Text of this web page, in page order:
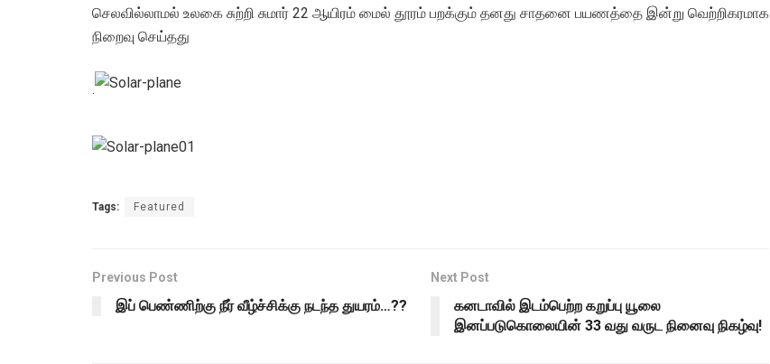
செலவில்லாமல் உலகை சுற்றி சுமார் 22 ஆயிரம் மைல் தூரம் பறக்கும் தனது சாதனை பயணத்தை இன்று வெற்றிகரமாக
நிறைவு செய்தது
.
Tags: Featured
Previous Post
இப் பெண்ணிற்கு நீர் வீழ்ச்சிக்கு நடந்த துயரம்…??
Next Post
கனடாவில் இடம்பெற்ற கறுப்பு யூலை
இனப்படுகொலையின் 33 வது வருட நினைவு நிகழ்வு!